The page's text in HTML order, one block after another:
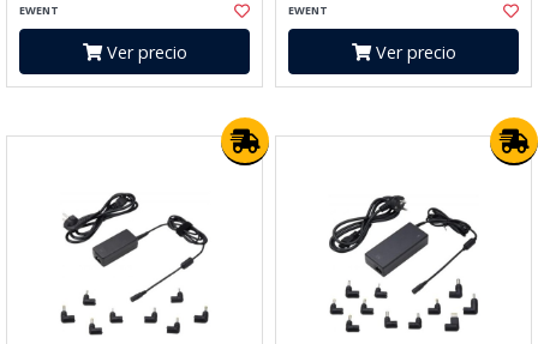
EWENT
Ver precio
EWENT
Ver precio